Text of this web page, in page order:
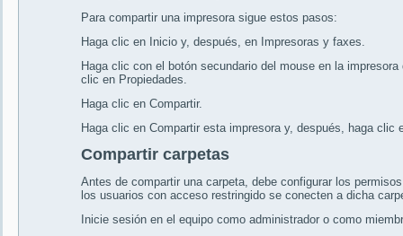
Para compartir una impresora sigue estos pasos:
Haga clic en Inicio y, después, en Impresoras y faxes.
Haga clic con el botón secundario del mouse en la
clic en Propiedades.
Haga clic en Compartir.
Haga clic en Compartir esta impresora y, después, haga clic
Compartir carpetas
Antes de compartir una carpeta, debe configurar los
los usuarios con acceso restringido se conecten a dicha
Inicie sesión en el equipo como administrador o como